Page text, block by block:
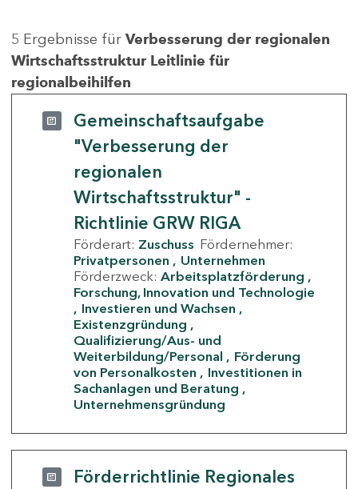
5 Ergebnisse für Verbesserung der regionalen
Wirtschaftsstruktur Leitlinie für
regionalbeihilfen
Gemeinschaftsaufgabe
"Verbesserung der
regionalen
Wirtschaftsstruktur" -
Richtlinie GRW RIGA
Förderart: Zuschuss Fördernehmer:
Privatpersonen
Unternehmen
Förderzweck: Arbeitsplatzförderung
Forschung, Innovation und Technologie
Investieren und Wachsen
Existenzgründung
Qualifizierung/Aus- und
Weiterbildung/Personal
Förderung
von Personalkosten
Investitionen in
Sachanlagen und Beratung
Unternehmensgründung
Förderrichtlinie Regionales